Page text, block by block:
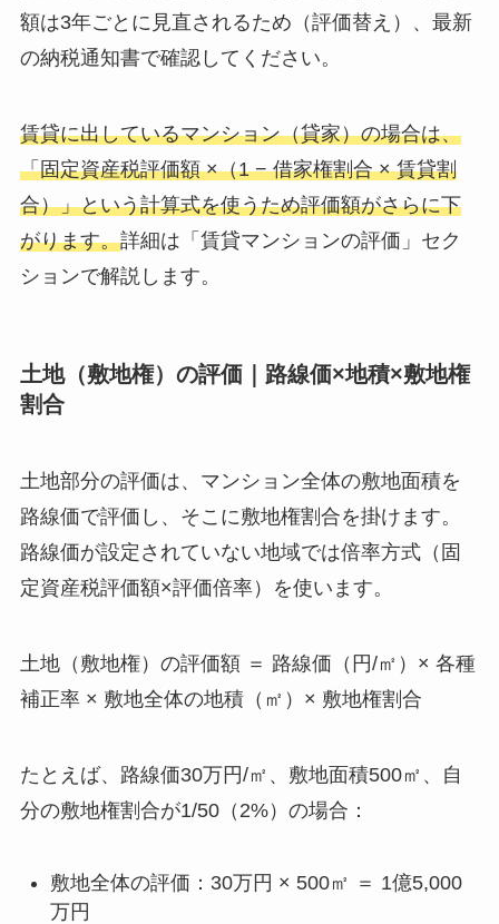
額は3年ごとに見直されるため（評価替え）、最新
の納税通知書で確認してください。
賃貸に出しているマンション（貸家）の場合は、
「固定資産税評価額 ×（1 − 借家権割合 × 賃貸割
合）」という計算式を使うため評価額がさらに下
がります。詳細は「賃貸マンションの評価」セク
ションで解説します。
土地（敷地権）の評価｜路線価×地積×敷地権
割合
土地部分の評価は、マンション全体の敷地面積を
路線価で評価し、そこに敷地権割合を掛けます。
路線価が設定されていない地域では倍率方式（固
定資産税評価額×評価倍率）を使います。
土地（敷地権）の評価額 ＝ 路線価（円/㎡）× 各種
補正率 × 敷地全体の地積（㎡）× 敷地権割合
たとえば、路線価30万円/㎡、敷地面積500㎡、自
分の敷地権割合が1/50（2%）の場合：
敷地全体の評価：30万円 × 500㎡ ＝ 1億5,000
万円